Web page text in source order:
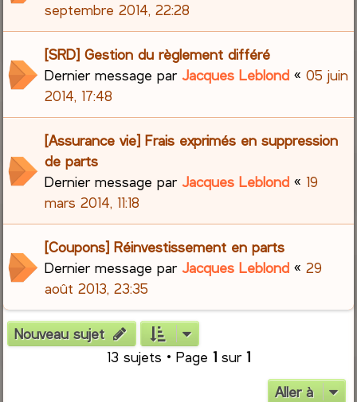
septembre 2014, 22:28
[SRD] Gestion du règlement différé
Dernier message parJacques Leblond «05 juin
2014, 17:48
[Assurance vie] Frais exprimés en suppression
de parts
Dernier message parJacques Leblond « 19
mars 2014, 11:18
[Coupons] Réinvestissement en parts
Dernier message parJacques Leblond «29
août 2013, 23:35
Nouveau sujet
13 sujets • Page 1 sur 1
Aller à